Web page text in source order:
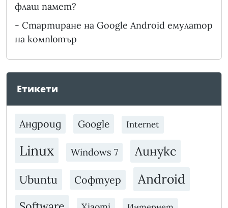
флаш памет?
- Стартиране на Google Android емулатор
на компютър
Етикети
Андроид Google Internet
Linux Windows 7 Линукс
Ubuntu Софтуер Android